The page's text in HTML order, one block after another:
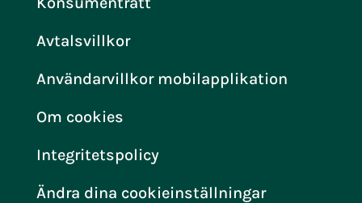
Avtalsvillkor
Användarvillkor mobilapplikation
Om cookies
Integritetspolicy
Ändra dina cookieinställningar